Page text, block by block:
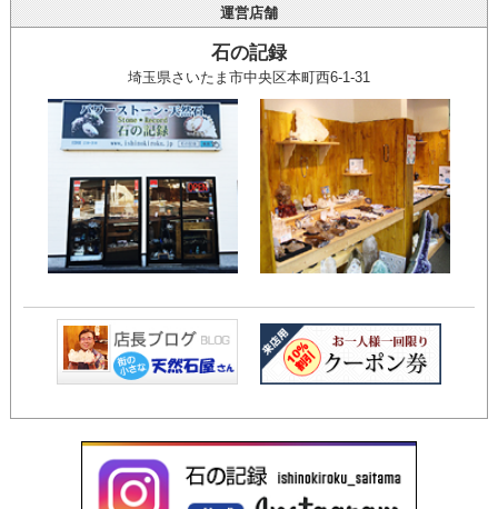
運営店舗
石の記録
埼玉県さいたま市中央区本町西6-1-31